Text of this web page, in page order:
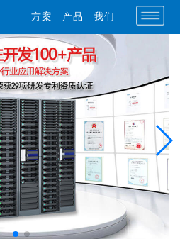
方案 产品 我们